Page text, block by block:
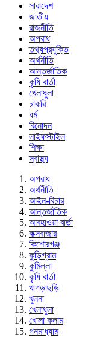
সারাদেশ
জাতীয়
রাজনীতি
অপরাধ
তথ্যপ্রযুক্তি
অর্থনীতি
আন্তর্জাতিক
কৃষি বার্তা
খেলাধুলা
চাকরি
ধর্ম
বিনোদন
লাইফস্টাইল
শিক্ষা
স্বাস্থ্য
অপরাধ
অর্থনীতি
আইন-বিচার
আন্তর্জাতিক
আবহাওয়া বার্তা
কক্সবাজার
কিশোরগঞ্জ
কুড়িগ্রাম
কুমিল্লা
কৃষি বার্তা
খাগড়াছড়ি
খুলনা
খেলাধুলা
খোলা কলাম
গনমাধ্যাম